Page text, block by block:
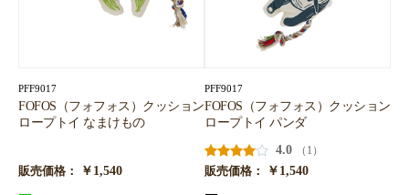
PFF9017
FOFOS（フォフォス）クッション
ロープトイ なまけもの
販売価格： ￥1,540
PFF9017
FOFOS（フォフォス）クッション
ロープトイ パンダ
4.0
（1）
販売価格：
￥1,540